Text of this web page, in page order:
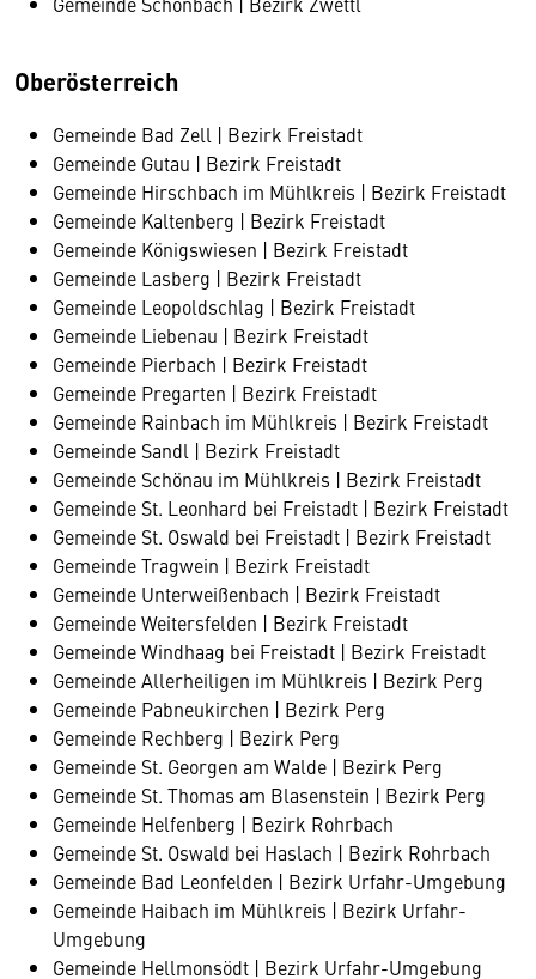
Oberösterreich
Gemeinde Bad Zell | Bezirk Freistadt
Gemeinde Gutau | Bezirk Freistadt
Gemeinde Hirschbach im Mühlkreis | Bezirk Freistadt
Gemeinde Kaltenberg | Bezirk Freistadt
Gemeinde Königswiesen | Bezirk Freistadt
Gemeinde Lasberg | Bezirk Freistadt
Gemeinde Leopoldschlag | Bezirk Freistadt
Gemeinde Liebenau | Bezirk Freistadt
Gemeinde Pierbach | Bezirk Freistadt
Gemeinde Pregarten | Bezirk Freistadt
Gemeinde Rainbach im Mühlkreis | Bezirk Freistadt
Gemeinde Sandl | Bezirk Freistadt
Gemeinde Schönau im Mühlkreis | Bezirk Freistadt
Gemeinde St. Leonhard bei Freistadt | Bezirk Freistadt
Gemeinde St. Oswald bei Freistadt | Bezirk Freistadt
Gemeinde Tragwein | Bezirk Freistadt
Gemeinde Unterweißenbach | Bezirk Freistadt
Gemeinde Weitersfelden | Bezirk Freistadt
Gemeinde Windhaag bei Freistadt | Bezirk Freistadt
Gemeinde Allerheiligen im Mühlkreis | Bezirk Perg
Gemeinde Pabneukirchen | Bezirk Perg
Gemeinde Rechberg | Bezirk Perg
Gemeinde St. Georgen am Walde | Bezirk Perg
Gemeinde St. Thomas am Blasenstein | Bezirk Perg
Gemeinde Helfenberg | Bezirk Rohrbach
Gemeinde St. Oswald bei Haslach | Bezirk Rohrbach
Gemeinde Bad Leonfelden | Bezirk Urfahr-Umgebung
Gemeinde Haibach im Mühlkreis | Bezirk Urfahr-
Umgebung
Gemeinde Hellmonsödt | Bezirk Urfahr-Umgebung